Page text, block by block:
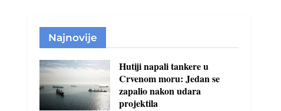
Najnovije
Hutiji napali tankere u
Crvenom moru: Jedan se
zapalio nakon udara
projektila